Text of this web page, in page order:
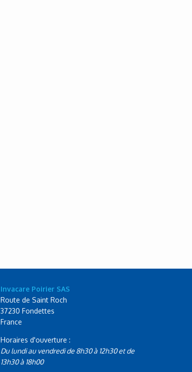
Invacare Poirier SAS
Route de Saint Roch
37230 Fondettes
France
Horaires d'ouverture :
Du lundi au vendredi de 8h30 à 12h30 et de
13h30 à 18h00